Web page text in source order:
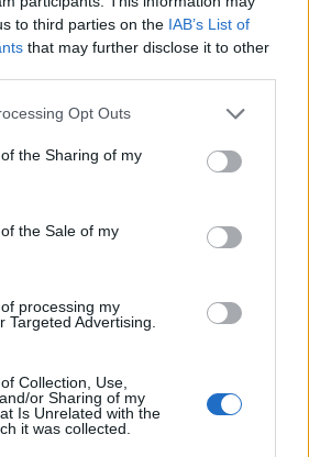
to third parties on the IAB’s List of
that may further disclose it to other
Opt Outs
the Sharing of my
the Sale of my
processing my
Targeted Advertising.
Collection, Use,
or Sharing of my
Is Unrelated with the
it was collected.
Γιάννης Αλαφούζος επιστρέφει
ευρώ σε 451 επιχειρήσεις ξεκίνησε το
της
ευρωπαϊκή
αυτοκινητοβιομηχανία